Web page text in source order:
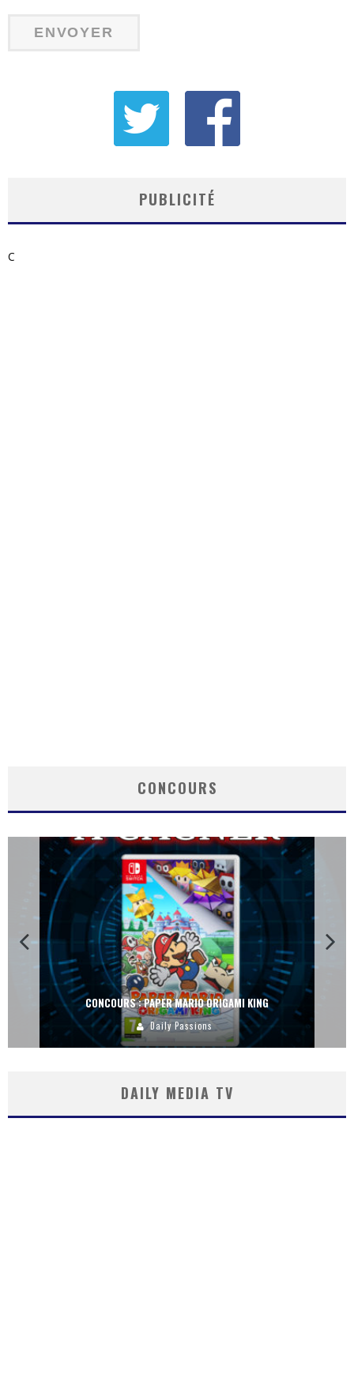
PUBLICITÉ
C
CONCOURS
CONCOURS : PAPER MARIO ORIGAMI KING
Daily Passions
DAILY MEDIA TV